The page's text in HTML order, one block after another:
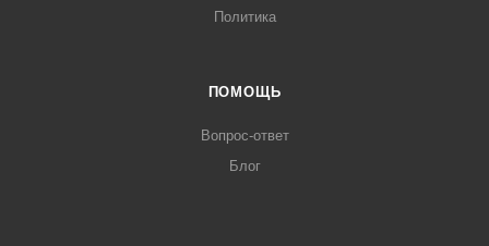
Политика
ПОМОЩЬ
Вопрос-ответ
Блог